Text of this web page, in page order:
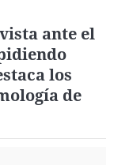
ante el
los
de